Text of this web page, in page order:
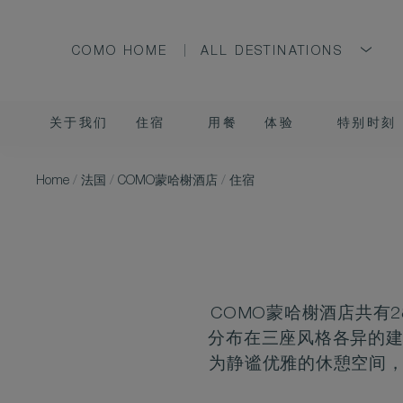
COMO HOME ALL DESTINATIONS
关于我们 住宿 用餐 体验 特别时刻
Home / 法国 / COMO蒙哈榭酒店 / 住宿
COMO蒙哈榭酒店共有
分布在三座风格各异的
为静谧优雅的休憩空间